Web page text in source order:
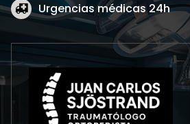
Urgencias médicas 24h